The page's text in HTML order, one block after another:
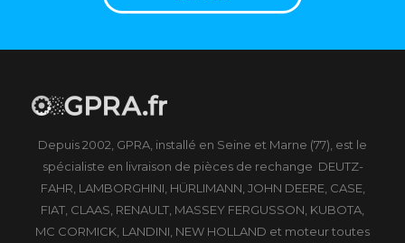
Depuis 2002, GPRA, installé en Seine et Marne (77), est le
spécialiste en livraison de pièces de rechange DEUTZ-
FAHR, LAMBORGHINI, HÜRLIMANN, JOHN DEERE, CASE,
FIAT, CLAAS, RENAULT, MASSEY FERGUSSON, KUBOTA,
MC CORMICK, LANDINI, NEW HOLLAND et moteur toutes